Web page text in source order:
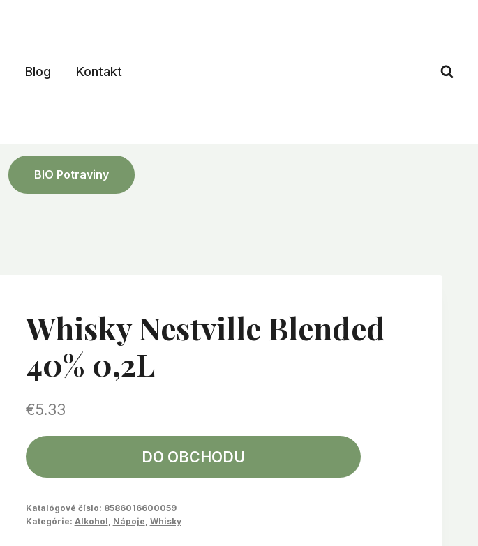
Blog Kontakt
BIO Potraviny
Whisky Nestville Blended
40% 0,2L
€5.33
DO OBCHODU
Katalógové číslo: 8586016600059
Kategórie: Alkohol Nápoje Whisky